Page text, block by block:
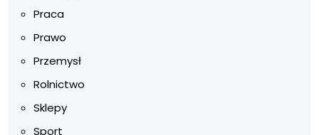
Praca
Prawo
Przemysł
Rolnictwo
Sklepy
Sport